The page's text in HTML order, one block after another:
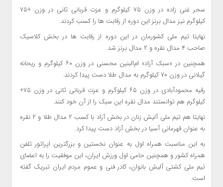
سحر غنی زاده در وزن ۷۵ کیلوگرم و عزت قربانی ثانی در وزن +۷۵
کیلوگرم نیز مدال برنز این دوره از رقابت ها را کسب کردند.
نهایتا تیم ملی کشورمان در این دوره از رقابت ها در بخش کلاسیک
صاحب ۴ مدال نقره و ۲ مدال برنز شد.
همچنین در «سبک آزاد» ام‌البنین محسنی در وزن ۶۰ کیلوگرم و ریحانه
گیلانی در وزن ۷۰ کیلوگرم به مدال طلا دست پیدا کردند.
رقیه محمودآبادی در وزن ۶۵ کیلوگرم و عزت قربانی ثانی در وزن ۷۵+
کیلوگرم هم توانستند مدال نقره این سبک را از آن خود کنند.
نهایتا هم تیم ملی آلیش زنان در بخش آزاد با کسب ۲ مدال طلا و ۲ نقره
به عنوان قهرمانی آسیا در بخش آزاد دست پیدا کرد.
به این مناسبت همراه اول به عنوان نخستین و بزرگترین اپراتور تلفن
همراه کشور و همچنین حامی اول ورزش ایران، این موفقیت را به اعضای
تیم ملی کشتی آلیش بانوان، کادر فنی و عموم مردم ایران تبریک گفته
است.